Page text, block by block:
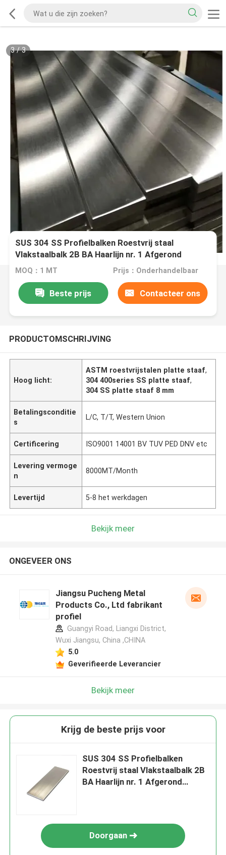
3/3
SUS 304 SS Profielbalken Roestvrij staal
Vlakstaalbalk 2B BA Haarlijn nr. 1 Afgerond
Vlakstaal
MOQ：1 MT Prijs：Onderhandelbaar
Beste prijs Contacteer ons
PRODUCTOMSCHRIJVING
Hoog licht:
ASTM roestvrijstalen platte staaf,
304 400series SS platte staaf,
304 SS platte staaf 8 mm
Betalingsconditie
s
L/C, T/T, Western Union
Certificering ISO9001 14001 BV TUV PED DNV etc
Levering vermoge
n
8000MT/Month
Levertijd 5-8 het werkdagen
Bekijk meer
ONGEVEER ONS
Jiangsu Pucheng Metal
Products Co., Ltd fabrikant
profiel
Guangyi Road, Liangxi District,
Wuxi Jiangsu, China ,CHINA
5.0
Geverifieerde Leverancier
Bekijk meer
Krijg de beste prijs voor
SUS 304 SS Profielbalken
Roestvrij staal Vlakstaalbalk 2B
BA Haarlijn nr. 1 Afgerond
Doorgaan